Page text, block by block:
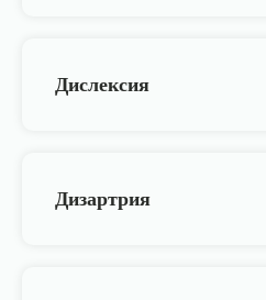
Дислексия
Дизартрия